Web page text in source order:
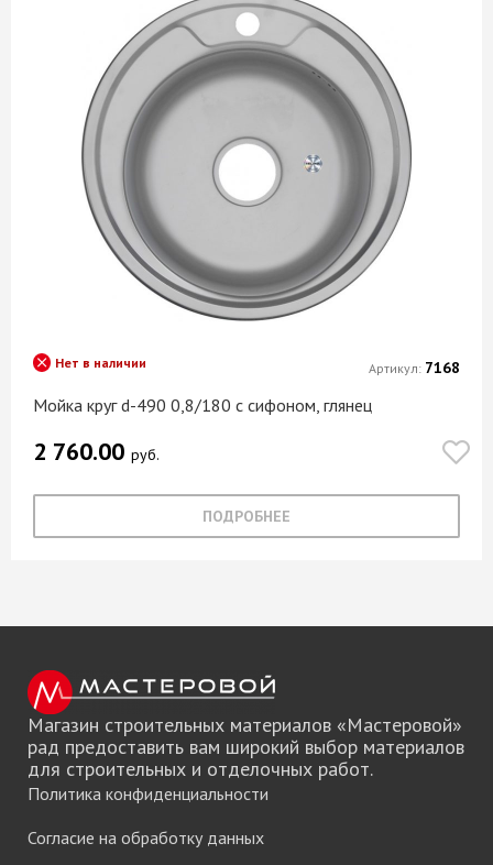
Мойка круг d-490 0,8/180 с сифоном, глянец
Нет в наличии
2 760.00 руб.
ПОДРОБНЕЕ
Артикул: 7168
Магазин строительных материалов «Мастеровой»
рад предоставить вам широкий выбор материалов
для строительных и отделочных работ.
Политика конфиденциальности
Согласие на обработку данных